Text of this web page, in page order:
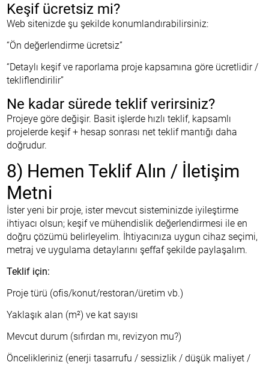
Keşif ücretsiz mi?
Web sitenizde şu şekilde konumlandırabilirsiniz:
“Ön değerlendirme ücretsiz”
“Detaylı keşif ve raporlama proje kapsamına göre ücretlidir /
tekliflendirilir”
Ne kadar sürede teklif verirsiniz?
Projeye göre değişir. Basit işlerde hızlı teklif, kapsamlı
projelerde keşif + hesap sonrası net teklif mantığı daha
doğrudur.
8) Hemen Teklif Alın / İletişim
Metni
İster yeni bir proje, ister mevcut sisteminizde iyileştirme
ihtiyacı olsun; keşif ve mühendislik değerlendirmesi ile en
doğru çözümü belirleyelim. İhtiyacınıza uygun cihaz seçimi,
metraj ve uygulama detaylarını şeffaf şekilde paylaşalım.
Teklif için:
Proje türü (ofis/konut/restoran/üretim vb.)
Yaklaşık alan (m²) ve kat sayısı
Mevcut durum (sıfırdan mı, revizyon mu?)
Öncelikleriniz (enerji tasarrufu / sessizlik / düşük maliyet /